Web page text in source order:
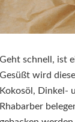
Geht schnell, ist
Gesüßt wird
Kokosöl, Dinkel-
Rhabarber